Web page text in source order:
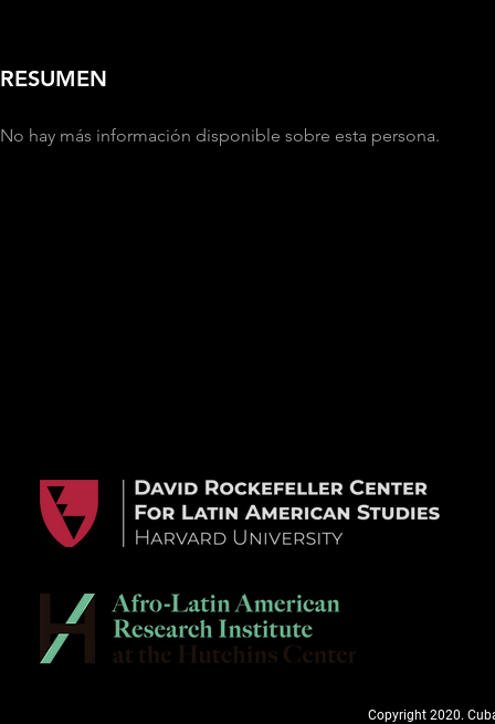
RESUMEN
No hay más información disponible sobre esta persona.
Copyright 2020.